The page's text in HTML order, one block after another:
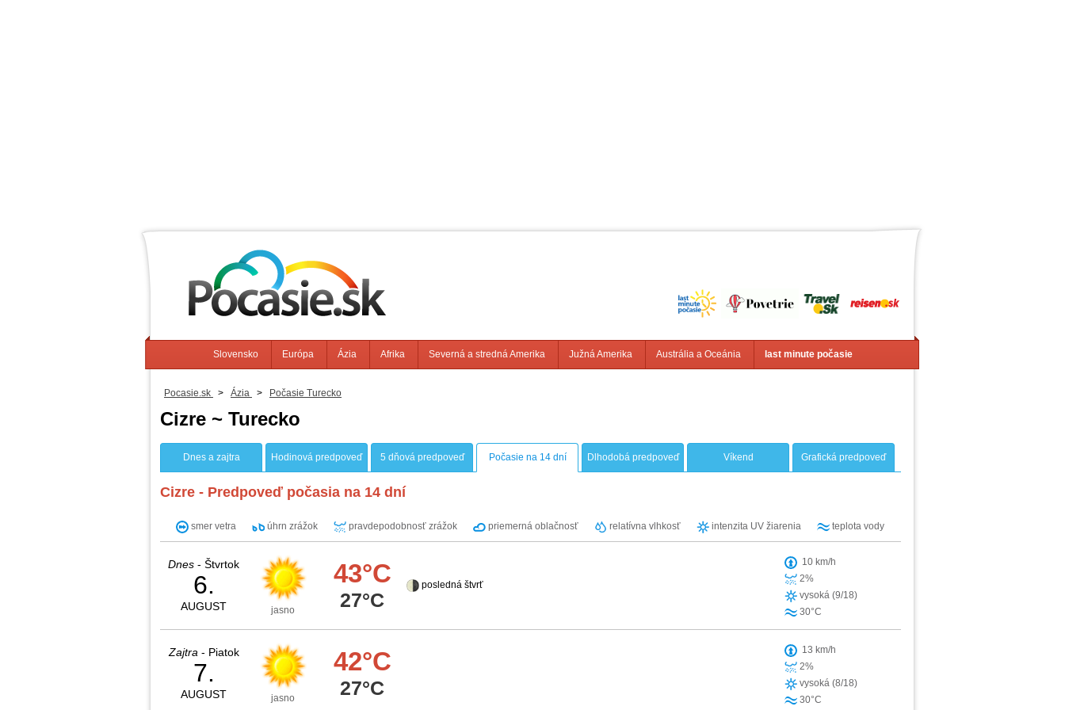
Slovensko Európa Ázia Afrika Severná a stredná Amerika Južná Amerika Austrália a Oceánia last minute počasie
Pocasie.sk > Ázia > Počasie Turecko
Cizre ~ Turecko
Dnes a zajtra Hodinová predpoveď 5 dňová predpoveď Počasie na 14 dní Dlhodobá predpoveď Víkend Grafická predpoveď
Cizre - Predpoveď počasia na 14 dní
smer vetra úhrn zrážok pravdepodobnosť zrážok priemerná oblačnosť relatívna vlhkosť intenzita UV žiarenia teplota vody
Dnes - Štvrtok
6.
AUGUST jasno
43°C
27°C
posledná štvrť
10 km/h
2%
vysoká (9/18)
30°C
Zajtra - Piatok
7.
AUGUST jasno
42°C
27°C
13 km/h
2%
vysoká (8/18)
30°C